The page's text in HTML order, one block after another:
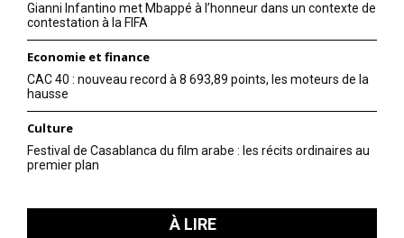
Gianni Infantino met Mbappé à l’honneur dans un contexte de
contestation à la FIFA
Economie et finance
CAC 40 : nouveau record à 8 693,89 points, les moteurs de la
hausse
Culture
Festival de Casablanca du film arabe : les récits ordinaires au
premier plan
À LIRE